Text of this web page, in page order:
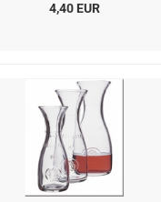
4,40 EUR